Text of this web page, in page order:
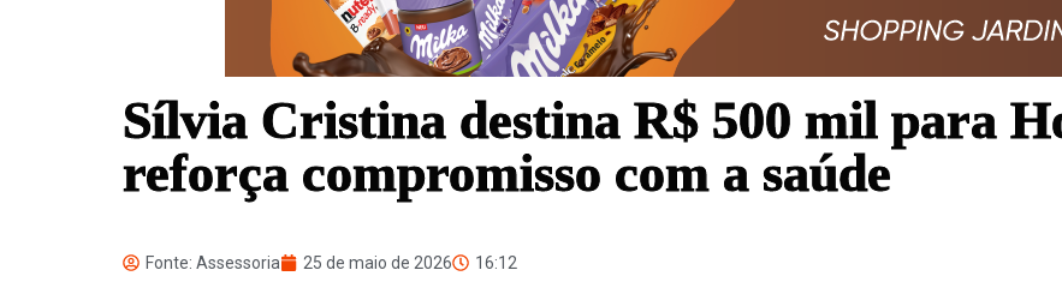
Sílvia Cristina destina R$ 500 mil para
reforça compromisso com a saúde
Fonte: Assessoria 25 de maio de 2026 16:12